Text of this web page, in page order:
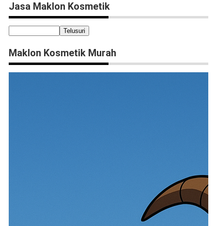
Jasa Maklon Kosmetik
Maklon Kosmetik Murah